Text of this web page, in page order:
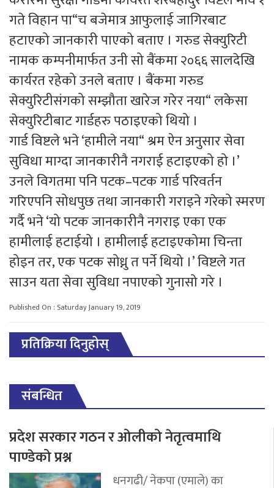
गते विहान पा“च बजेमात्र आफुलाई जागिरबाट
हटाएको जानकारी पाएको बताए । गरुड सेक्युरिटी
नामक कम्पनीमार्फत उनी सो बैंकमा २०६६ सालदेखि
कार्यरत रहेको उनले बताए । बैंकमा गरुड
सेक्युरिटीसंगको सम्झौता खारेज गरेर नया“ लकेसा
सेक्युरिटीबाट गार्डहरु पठाइएको थियो ।
गार्ड विष्टले भने ‘हामीले नया“ श्रम ऐन अनुसार सेवा
सुविधा माग्दा जानकारीनै नगराई हटाइएको हो ।’
उनले विगतमा पनि पटक–पटक गार्ड परिवर्तन
गरिएपनि सोधपुछ तथा जानकारी गराइने गरेको स्मरण
गर्दै भने ‘यो पटक जानकारीनै नगराइ एका एक
हामीलाई हटाईयो । हामीलाई हटाइएकोमा चिन्ता
होइन तर, एक पटक सोध्नु त पर्ने थियो ।’ विष्टले गत
साउन यता सेवा सुविधा नपाएको गुनासो गरे ।
Published On : Saturday January 19, 2019
प्रतिक्रिया दिनुहोस्
संबन्धित
प्रदेश सरकार गठन र ओलीको नेतृत्वमाथि
पाण्डेको प्रश्न
धनगढी/ नेकपा (एमाले) का